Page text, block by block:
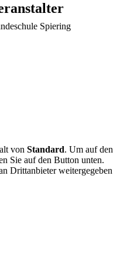
Spiering
von Standard. Um auf den
Sie auf den Button unten.
Drittanbieter weitergegeben